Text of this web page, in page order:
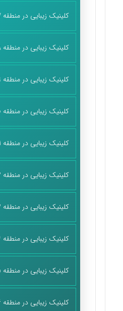
کلینیک زیبایی در منطقه 7
کلینیک زیبایی در منطقه 8
کلینیک زیبایی در منطقه 9
کلینیک زیبایی در منطقه 10
کلینیک زیبایی در منطقه 11
کلینیک زیبایی در منطقه 12
کلینیک زیبایی در منطقه 13
کلینیک زیبایی در منطقه 14
کلینیک زیبایی در منطقه 15
کلینیک زیبایی در منطقه 16